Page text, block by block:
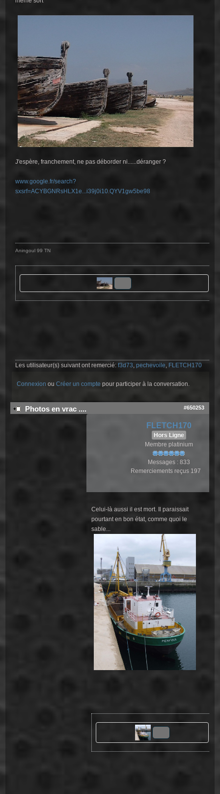
J'espère, franchement, ne pas déborder ni......déranger ?
www.google.fr/search?
sxsrf=ACYBGNRsHLX1e...i39j0i10.QYV1gw5be98
Aningoul 99 TN
Les utilisateur(s) suivant ont remercié:f3d73,pechevoile, FLETCH170
Connexion ouCréer un compte pour participer à la conversation.
Photos en vrac .... #650253
FLETCH170
Hors Ligne
Membre platinium
Messages : 833
Remerciements reçus 197
Celui-là aussi il est mort. Il paraissait
pourtant en bon état, comme quoi le
sable...